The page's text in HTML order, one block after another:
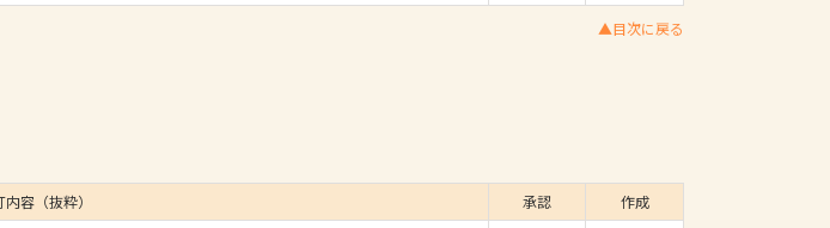
▲目次に戻る
内容（抜粋） 承認 作成